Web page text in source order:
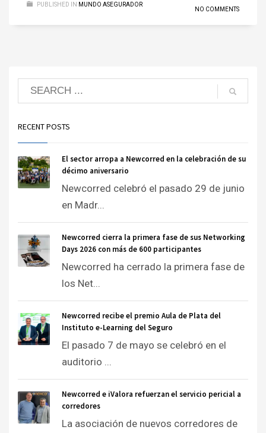
PUBLISHED IN MUNDO ASEGURADOR
NO COMMENTS
RECENT POSTS
El sector arropa a Newcorred en la celebración de su
décimo aniversario
Newcorred celebró el pasado 29 de junio
en Madr...
Newcorred cierra la primera fase de sus Networking
Days 2026 con más de 600 participantes
Newcorred ha cerrado la primera fase de
los Net...
Newcorred recibe el premio Aula de Plata del
Instituto e-Learning del Seguro
El pasado 7 de mayo se celebró en el
auditorio ...
Newcorred e iValora refuerzan el servicio pericial a
corredores
La asociación de nuevos corredores de